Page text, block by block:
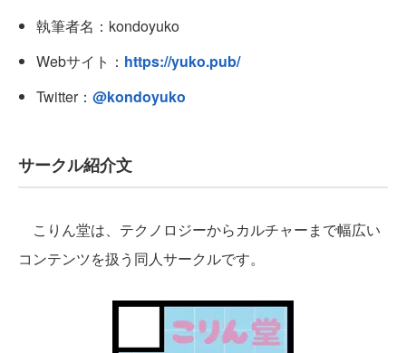
執筆者名：kondoyuko
Webサイト： https://yuko.pub/
Twitter： @kondoyuko
サークル紹介文
こりん堂は、テクノロジーからカルチャーまで幅広い
コンテンツを扱う同人サークルです。